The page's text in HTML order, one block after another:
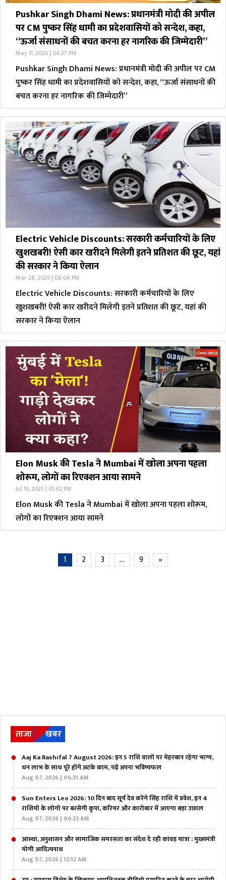
Pushkar Singh Dhami News: प्रधानमंत्री मोदी की अपील
पर CM पुष्कर सिंह धामी का प्रदेशवासियों को सन्देश, कहा,
“ऊर्जा संसाधनों की बचत करना हर नागरिक की जिम्मेदारी”
May 11, 2026 | 04:27 PM
Pushkar Singh Dhami News: प्रधानमंत्री मोदी की अपील पर CM
पुष्कर सिंह धामी का प्रदेशवासियों को सन्देश, कहा, “ऊर्जा संसाधनों की
बचत करना हर नागरिक की जिम्मेदारी”
Electric Vehicle Discounts: सरकारी कर्मचारियों के लिए
खुशखबरी! ऐसी कार खरीदने मिलेगी इतने प्रतिशत की छूट, यहां
की सरकार ने किया ऐलान
Mar 28, 2026 | 08:04 PM
Electric Vehicle Discounts: सरकारी कर्मचारियों के लिए
खुशखबरी! ऐसी कार खरीदने मिलेगी इतने प्रतिशत की छूट, यहां की
सरकार ने किया ऐलान
Elon Musk की Tesla ने Mumbai में खोला अपना पहला
शोरूम, लोगों का रिएक्शन आया सामने
Jul 16, 2025 | 01:42 PM
Elon Musk की Tesla ने Mumbai में खोला अपना पहला शोरूम,
लोगों का रिएक्शन आया सामने
1 2 3 … 9 »
ताजा खबर
Aaj Ka Rashifal 7 August 2026: इन 5 राशि वालों पर मेहरबान रहेगा भाग्य,
धन लाभ के साथ पूरे होंगे अटके काम, पढ़ें अपना भविष्यफल
Aug 07, 2026 | 06:31 AM
Sun Enters Leo 2026: 10 दिन बाद सूर्य देव करेंगे सिंह राशि में प्रवेश, इन 4
राशियों के लोगों पर बरसेगी कृपा, करियर और कारोबार में आएगा बड़ा उछाल
Aug 07, 2026 | 06:23 AM
आस्था, अनुशासन और सामाजिक समरसता का संदेश दे रही कांवड़ यात्रा : मुख्यमंत्री
योगी आदित्यनाथ
Aug 07, 2026 | 12:12 AM